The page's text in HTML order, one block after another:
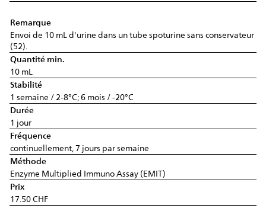
Remarque
Envoi de 10 mL d'urine dans un tube spoturine sans conservateur
(52).
Quantité min.
10 mL
Stabilité
1 semaine / 2-8°C; 6 mois / -20°C
Durée
1 jour
Fréquence
continuellement, 7 jours par semaine
Méthode
Enzyme Multiplied Immuno Assay (EMIT)
Prix
17.50 CHF